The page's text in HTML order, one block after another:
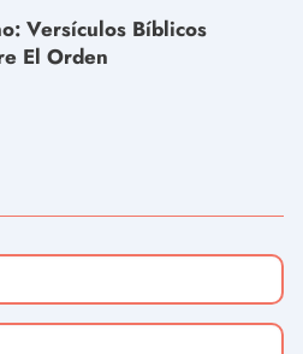
Versículos Bíblicos
El Orden